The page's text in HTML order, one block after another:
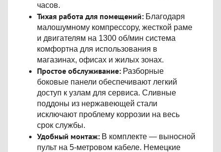
часов.
Тихая работа для помещений: Благодаря
малошумному компрессору, жесткой раме
и двигателям на 1300 об/мин система
комфортна для использования в
магазинах, офисах и жилых зонах.
Простое обслуживание: Разборные
боковые панели обеспечивают легкий
доступ к узлам для сервиса. Сливные
поддоны из нержавеющей стали
исключают проблему коррозии на весь
срок службы.
Удобный монтаж: В комплекте — выносной
пульт на 5-метровом кабеле. Немецкие